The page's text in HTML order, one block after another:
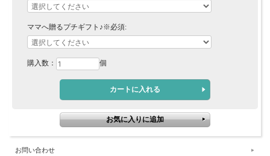
ママへ贈るプチギフト♪※必須:
購入数： 個
お問い合わせ